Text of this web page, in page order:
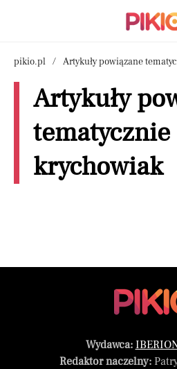
pikio.pl Artykuły powiązane
Artykuły
tematycznie
krychowiak
Wydawca:
Redaktor naczelny: